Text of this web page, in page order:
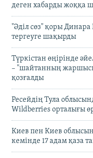
деген хабарды жоққа
"Әділ сөз" қоры Динара
тергеуге шақырды
Түркістан өңірінде
– "шайтанның
қозғалды
Ресейдің Тула
Wildberries орталығы
Киев пен Киев
кемінде 17 адам қаза